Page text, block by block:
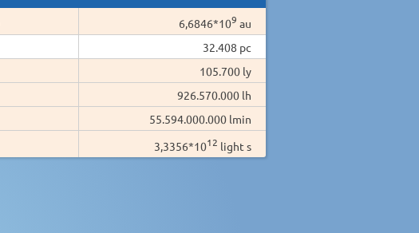
6,6846*109 au
32.408 pc
105.700 ly
926.570.000 lh
55.594.000.000 lmin
3,3356*1012 light s